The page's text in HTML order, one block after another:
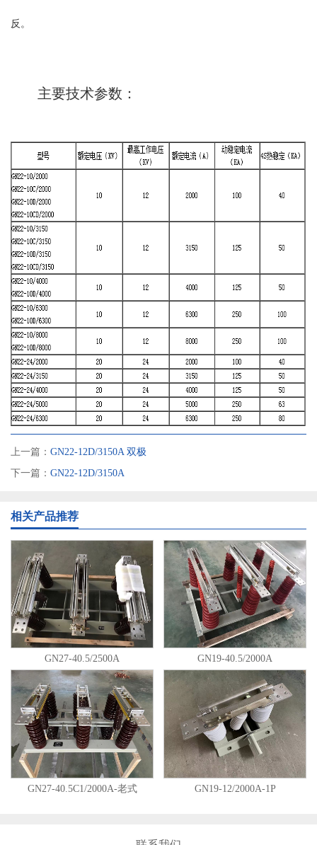
反。
主要技术参数：
上一篇： GN22-12D/3150A 双极
下一篇： GN22-12D/3150A
相关产品推荐
GN27-40.5/2500A GN19-40.5/2000A
GN27-40.5C1/2000A-老式 GN19-12/2000A-1P